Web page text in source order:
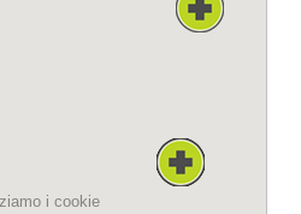
i cookie